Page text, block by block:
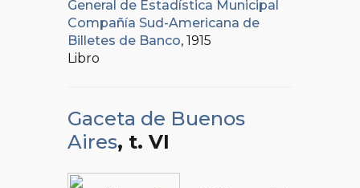
General de Estadística Municipal
Compañía Sud-Americana de
Billetes de Banco, 1915
Libro
Gaceta de Buenos
Aires, t. VI